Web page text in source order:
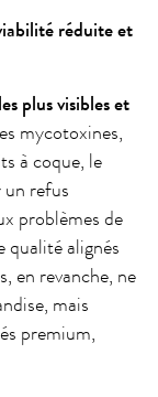
réduite et
plus visibles et
mycotoxines,
à coque, le
un refus
problèmes de
qualité alignés
en revanche, ne
mais
premium,